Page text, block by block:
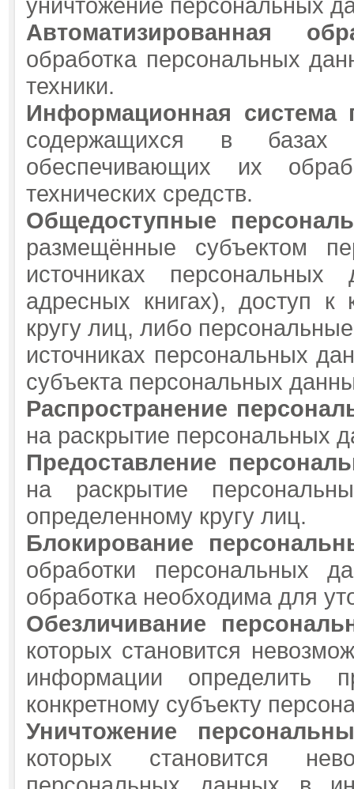
Автоматизированная
обработка персональных
техники.
Информационная система
содержащихся в
обеспечивающих их
технических средств.
Общедоступные
размещённые субъектом
источниках
адресных книгах), доступ к
кругу лиц, либо
источниках персональных
субъекта персональных
Распространение
на раскрытие персональных
Предоставление
на раскрытие
определенному кругу лиц.
Блокирование
обработки персональных
обработка необходима для
Обезличивание
которых становится
информации определить
конкретному субъекту
Уничтожение
которых становится